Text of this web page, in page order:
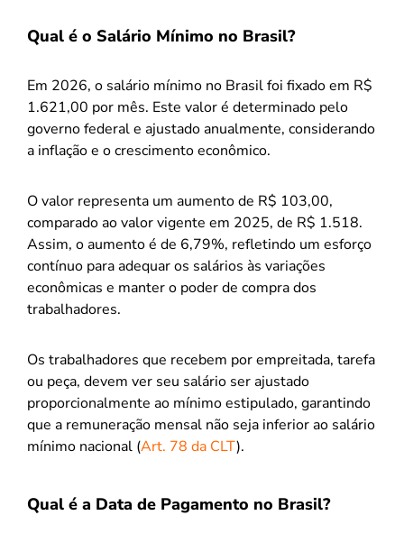
Qual é o Salário Mínimo no Brasil?
Em 2026, o salário mínimo no Brasil foi fixado em R$
1.621,00 por mês. Este valor é determinado pelo
governo federal e ajustado anualmente, considerando
a inflação e o crescimento econômico.
O valor representa um aumento de R$ 103,00,
comparado ao valor vigente em 2025, de R$ 1.518.
Assim, o aumento é de 6,79%, refletindo um esforço
contínuo para adequar os salários às variações
econômicas e manter o poder de compra dos
trabalhadores.
Os trabalhadores que recebem por empreitada, tarefa
ou peça, devem ver seu salário ser ajustado
proporcionalmente ao mínimo estipulado, garantindo
que a remuneração mensal não seja inferior ao salário
mínimo nacional (Art. 78 da CLT).
Qual é a Data de Pagamento no Brasil?